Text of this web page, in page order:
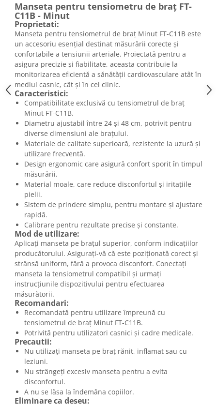
Manseta pentru tensiometru de braț FT-
C11B - Minut
Proprietati:
Manseta pentru tensiometrul de braț Minut FT-C11B este
un accesoriu esențial destinat măsurării corecte și
confortabile a tensiunii arteriale. Proiectată pentru a
asigura precizie și fiabilitate, aceasta contribuie la
monitorizarea eficientă a sănătății cardiovasculare atât în
mediul casnic, cât și în cel clinic.
Caracteristici:
Compatibilitate exclusivă cu tensiometrul de braț
Minut FT-C11B.
Diametru ajustabil între 24 și 48 cm, potrivit pentru
diverse dimensiuni ale brațului.
Materiale de calitate superioară, rezistente la uzură și
utilizare frecventă.
Design ergonomic care asigură confort sporit în timpul
măsurării.
Material moale, care reduce disconfortul și iritațiile
pielii.
Sistem de prindere simplu, pentru montare și ajustare
rapidă.
Calibrare pentru rezultate precise și constante.
Mod de utilizare:
Aplicați manseta pe brațul superior, conform indicațiilor
producătorului. Asigurați-vă că este poziționată corect și
strânsă uniform, fără a provoca disconfort. Conectați
manseta la tensiometrul compatibil și urmați
instrucțiunile dispozitivului pentru efectuarea
măsurătorii.
Recomandari:
Recomandată pentru utilizare împreună cu
tensiometrul de braț Minut FT-C11B.
Potrivită pentru utilizatori casnici și cadre medicale.
Precautii:
Nu utilizați manseta pe braț rănit, inflamat sau cu
leziuni.
Nu strângeți excesiv manseta pentru a evita
disconfortul.
A nu se lăsa la îndemâna copiilor.
Eliminare ca deseu: